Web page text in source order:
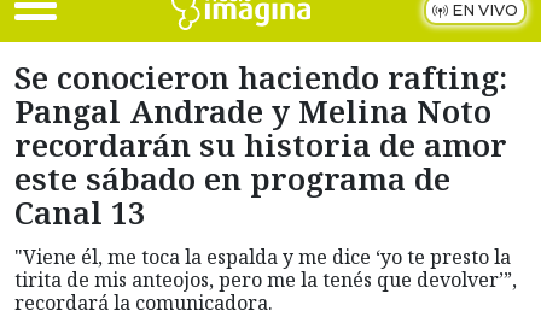
EN VIVO
Se conocieron haciendo rafting:
Pangal Andrade y Melina Noto
recordarán su historia de amor
este sábado en programa de
Canal 13
"Viene él, me toca la espalda y me dice ‘yo te presto la
tirita de mis anteojos, pero me la tenés que devolver’”,
recordará la comunicadora.